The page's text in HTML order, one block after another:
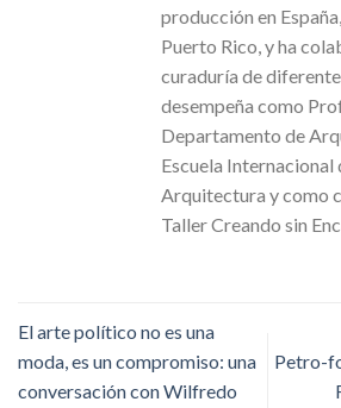
producción en
Puerto Rico, y ha
curaduría de
desempeña como
Departamento de
Escuela Internacional
Arquitectura y como
Taller Creando sin
El arte político no es una
moda, es un compromiso: una
conversación con Wilfredo
Petro-